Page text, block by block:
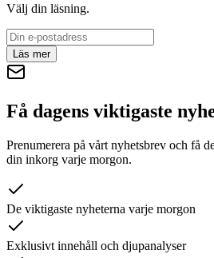
Välj din läsning.
Läs mer
Få dagens viktigaste
Prenumerera på vårt nyhetsbrev och få
din inkorg varje morgon.
De viktigaste nyheterna varje morgon
Exklusivt innehåll och djupanalyser